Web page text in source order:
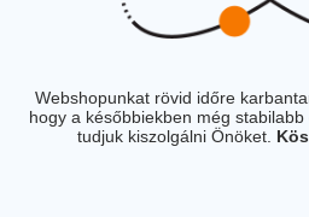
Webshopunkat rövid időre
hogy a későbbiekben még
tudjuk kiszolgálni Önöket.